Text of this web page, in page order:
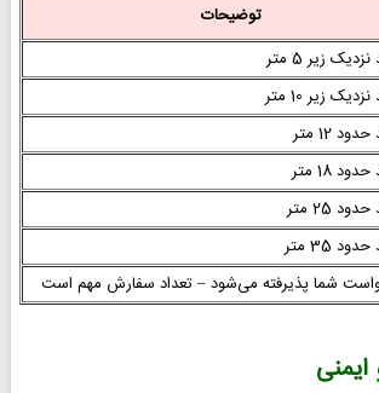
توضیحات
زیر 5 متر
زیر 10 متر
12 متر
18 متر
25 متر
35 متر
شما پذیرفته می‌شود – تعداد سفارش مهم است